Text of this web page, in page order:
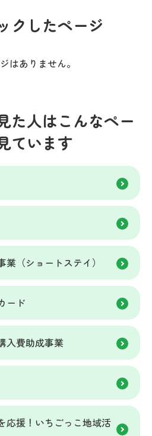
クしたページ
はありません。
た人はこんなペー
ています
（ショートステイ）
ード
入費助成事業
応援！いちごっこ地域活